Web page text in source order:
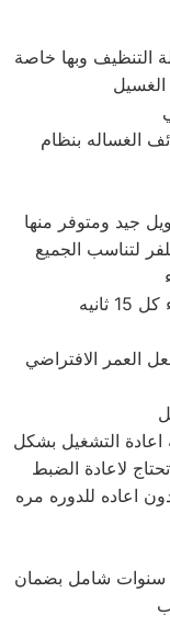
التنظيف وبها خاصة
الغساله بنظام
جيد ومتوفر منها
العمر الافتراضي
التشغيل بشكل
لاعادة الضبط
اعاده للدوره مره
فترة الضمان غسالة ملابس وايت ويل 5 سنوات شامل بضمان